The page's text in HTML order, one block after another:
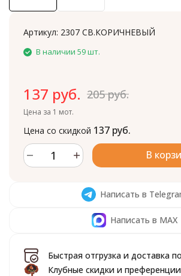
Артикул: 2307 СВ.КОРИЧНЕВЫЙ
В наличии 59 шт.
137 руб. 205 руб.
Цена за 1 мот.
Цена со скидкой 137 руб.
В
Написать в
Написать в MAX
Быстрая отгрузка и доставка
Клубные скидки и преференции